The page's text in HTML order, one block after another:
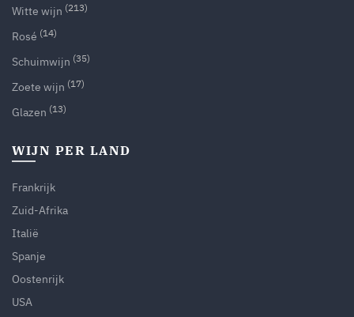
Witte wijn (213)
Rosé (14)
Schuimwijn (35)
Zoete wijn (17)
Glazen (13)
WIJN PER LAND
Frankrijk
Zuid-Afrika
Italië
Spanje
Oostenrijk
USA